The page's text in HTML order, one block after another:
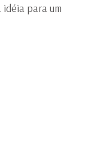
idéia para um